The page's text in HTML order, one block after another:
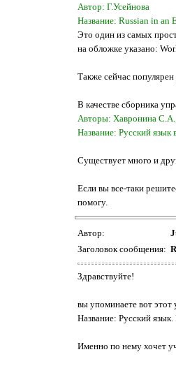
Автор: Г.Усейнова
Название: Russian in an
Это один из самых
на обложке указано:
Также сейчас
В качестве сборника
Авторы: Хавронина
Название: Русский
Существует много и
Если вы все-таки
помогу.
Автор:
Заголовок сообщения:
Здравствуйте!
вы упоминаете вот
Название: Русский
Именно по нему хочет